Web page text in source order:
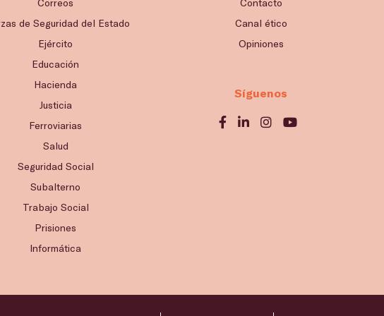
Correos
de Seguridad del Estado
Ejército
Educación
Hacienda
Justicia
Ferroviarias
Salud
Seguridad Social
Subalterno
Trabajo Social
Prisiones
Informática
Contacto
Canal ético
Opiniones
Síguenos